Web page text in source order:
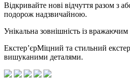
Відкривайте нові відчуття разом з
подорож надзвичайною.
Унікальна зовнішність із
Екстер’єрМіцний та стильний
вишуканими деталями.